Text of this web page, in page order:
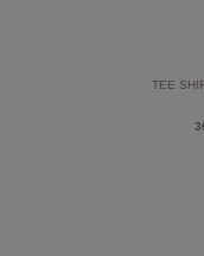
TEE